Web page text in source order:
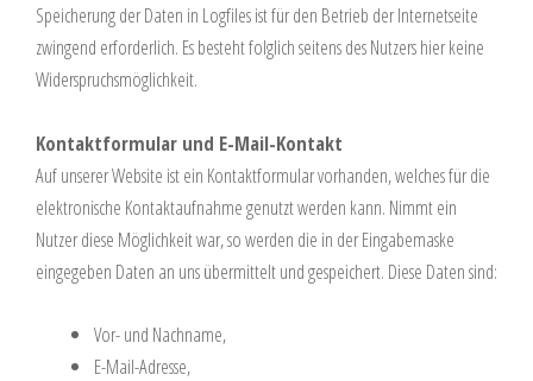
Speicherung der Daten in Logfiles ist für den Betrieb der Internetseite
zwingend erforderlich. Es besteht folglich seitens des Nutzers hier keine
Widerspruchsmöglichkeit.
Kontaktformular und E-Mail-Kontakt
Auf unserer Website ist ein Kontaktformular vorhanden, welches für die
elektronische Kontaktaufnahme genutzt werden kann. Nimmt ein
Nutzer diese Möglichkeit war, so werden die in der Eingabemaske
eingegeben Daten an uns übermittelt und gespeichert. Diese Daten sind:
Vor- und Nachname,
E-Mail-Adresse,